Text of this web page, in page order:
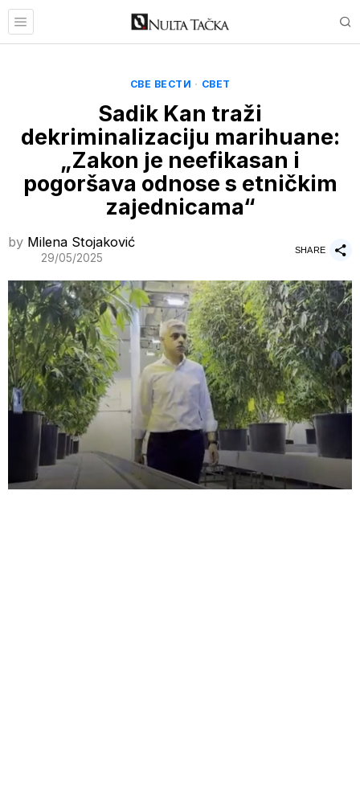
СВЕ ВЕСТИ · СВЕТ
Sadik Kan traži
dekriminalizaciju marihuane:
„Zakon je neefikasan i
pogoršava odnose s etničkim
zajednicama“
by Milena Stojaković
29/05/2025
SHARE